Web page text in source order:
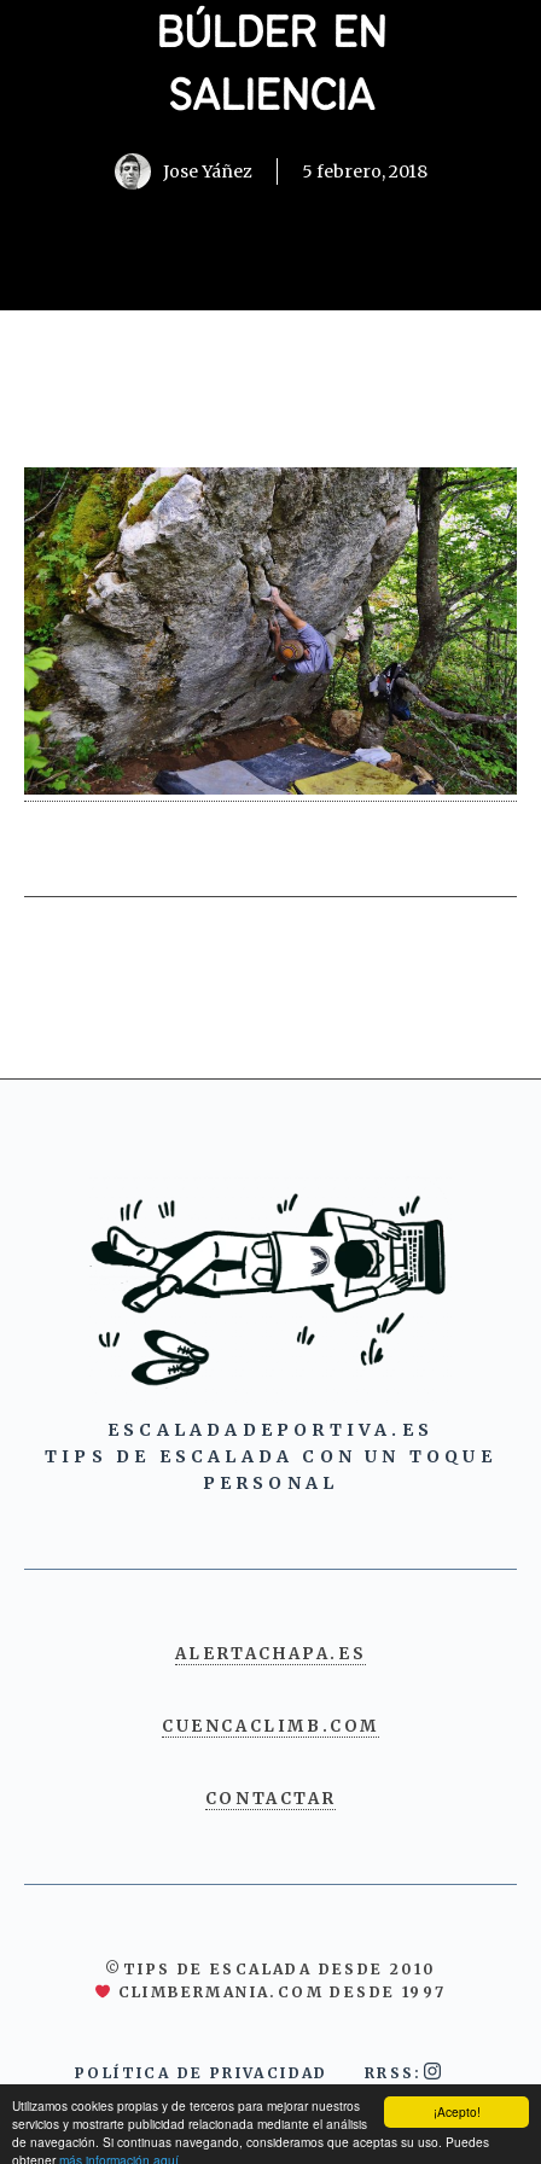
¡Acepto!
Utilizamos cookies propias y de terceros para mejorar nuestros
servicios y mostrarte publicidad relacionada mediante el análisis
de navegación. Si continuas navegando, consideramos que aceptas su uso. Puedes
obtenermás información aquí.
BÚLDER EN
SALIENCIA
Jose Yáñez 5 febrero, 2018
ESCALADADEPORTIVA.ES
TIPS DE ESCALADA CON UN TOQUE
PERSONAL
ALERTACHAPA.ES
CUENCACLIMB.COM
CONTACTAR
©TIPS DE ESCALADA DESDE 2010
CLIMBERMANIA.COM DESDE 1997
POLÍTICA DE PRIVACIDAD RRSS: